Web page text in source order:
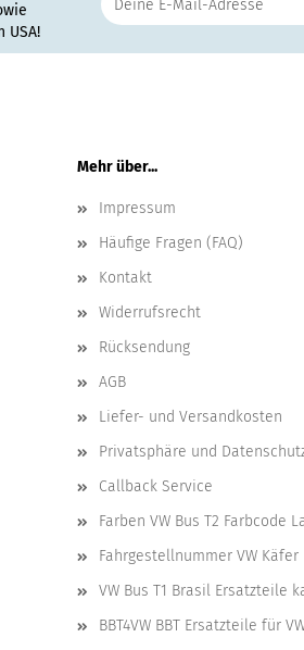
USA!
Mehr über...
Impressum
Häufige Fragen (FAQ)
Kontakt
Widerrufsrecht
Rücksendung
AGB
Liefer- und Versandkosten
Privatsphäre und
Callback Service
Farben VW Bus T2 Farbcode
Fahrgestellnummer VW Käfer
VW Bus T1 Brasil Ersatzteile
BBT4VW BBT Ersatzteile für